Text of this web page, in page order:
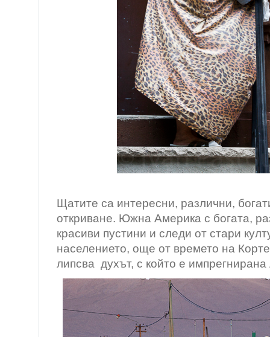
Щатите са интересни, различни,
откриване. Южна Америка с богата,
красиви пустини и следи от стари
населението, още от времето на
липсва духът, с който е импрегнирана